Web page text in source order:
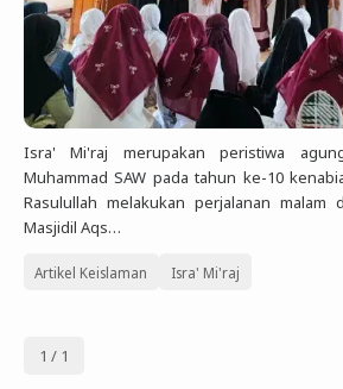
Simpatika
CBT
Isra' Mi'raj merupakan peristiwa
Muhammad SAW pada tahun ke-10
Rasulullah melakukan perjalanan malam
Masjidil Aqs…
Artikel Keislaman Isra' Mi'raj
1 / 1